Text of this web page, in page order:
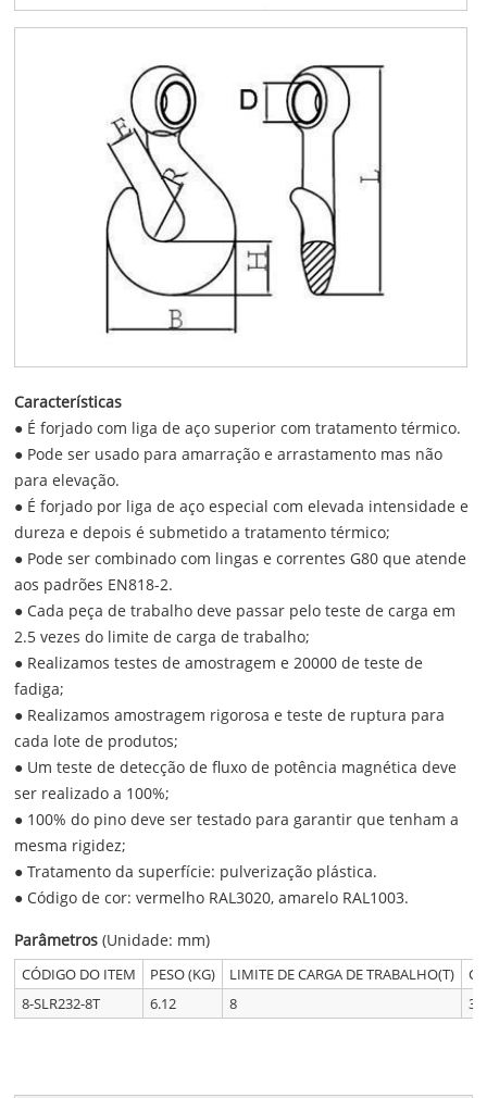
Características
● É forjado com liga de aço superior com tratamento térmico.
● Pode ser usado para amarração e arrastamento mas não
para elevação.
● É forjado por liga de aço especial com elevada intensidade e
dureza e depois é submetido a tratamento térmico;
● Pode ser combinado com lingas e correntes G80 que atende
aos padrões EN818-2.
● Cada peça de trabalho deve passar pelo teste de carga em
2.5 vezes do limite de carga de trabalho;
● Realizamos testes de amostragem e 20000 de teste de
fadiga;
● Realizamos amostragem rigorosa e teste de ruptura para
cada lote de produtos;
● Um teste de detecção de fluxo de potência magnética deve
ser realizado a 100%;
● 100% do pino deve ser testado para garantir que tenham a
mesma rigidez;
● Tratamento da superfície: pulverização plástica.
● Código de cor: vermelho RAL3020, amarelo RAL1003.
Parâmetros (Unidade: mm)
CÓDIGO DO ITEM PESO (KG) LIMITE DE CARGA DE TRABALHO(T)
8-SLR232-8T
6.12 8 32